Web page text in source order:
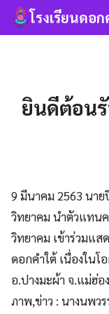
Skip
โรงเรียนดอ
ยินดีต้อน
9 มีนาคม 2563 นาย
วิทยาคม นำตัวแทน
วิทยาคม เข้าร่วมแส
ดอกคำใต้ เนื่องในโ
อ.ปางมะผ้า จ.แม่ฮ่อ
ภาพ,ข่าว : นางนพว